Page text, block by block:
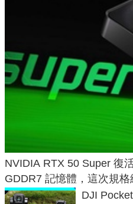
NVIDIA RTX 50 Super 復
GDDR7 記憶體，這次規
DJI